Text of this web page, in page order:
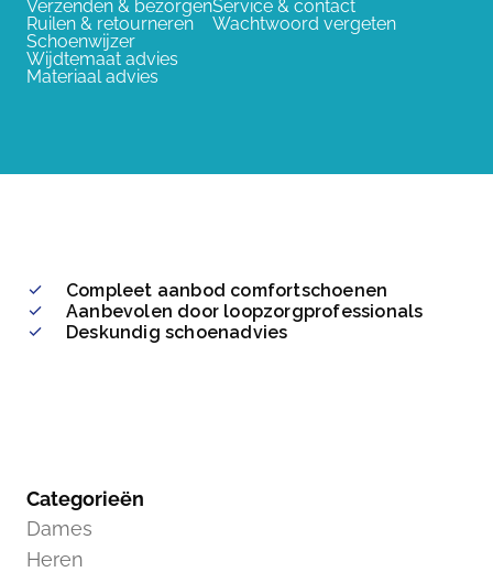
Verzenden & bezorgen
Ruilen & retourneren
Schoenwijzer
Wijdtemaat advies
Materiaal advies
Service & contact
Wachtwoord vergeten
Compleet aanbod comfortschoenen
Aanbevolen door loopzorgprofessionals
Deskundig schoenadvies
Categorieën
Dames
Heren